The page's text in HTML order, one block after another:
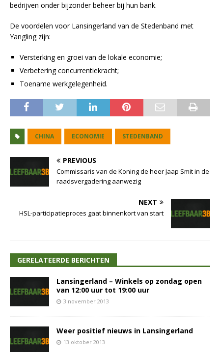
bedrijven onder bijzonder beheer bij hun bank.
De voordelen voor Lansingerland van de Stedenband met
Yangling zijn:
Versterking en groei van de lokale economie;
Verbetering concurrentiekracht;
Toename werkgelegenheid.
CHINA ECONOMIE STEDENBAND
PREVIOUS
Commissaris van de Koning de heer Jaap Smit in de
raadsvergadering aanwezig
NEXT
HSL-participatieproces gaat binnenkort van start
GERELATEERDE BERICHTEN
Lansingerland – Winkels op zondag open
van 12:00 uur tot 19:00 uur
3 november 2013
Weer positief nieuws in Lansingerland
13 oktober 2013